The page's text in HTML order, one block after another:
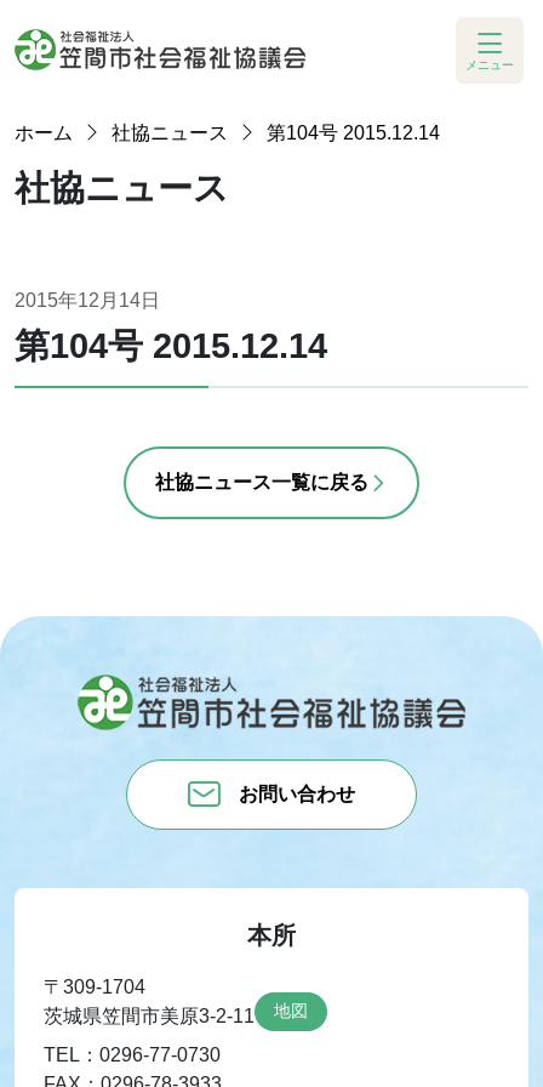
メニュー
ホーム 社協ニュース 第104号 2015.12.14
社協ニュース
2015年12月14日
第104号 2015.12.14
社協ニュース一覧に戻る
お問い合わせ
本所
〒309-1704
茨城県笠間市美原3-2-11
地図
TEL：0296-77-0730